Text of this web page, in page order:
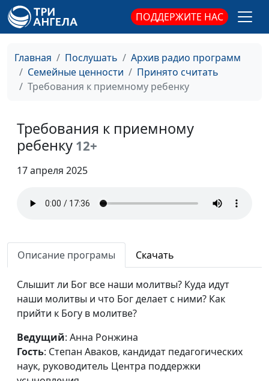
ПОДДЕРЖИТЕ НАС
Главная Послушать
Архив радио программ
Семейные ценности
Принято считать
Требования к приемному ребенку
Требования к приемному
ребенку 12+
17 апреля 2025
Описание програмы Скачать
Слышит ли Бог все наши молитвы? Куда идут
наши молитвы и что Бог делает с ними? Как
прийти к Богу в молитве?
Ведущий: Анна Ронжина
Гость: Степан Аваков, кандидат педагогических
наук, руководитель Центра поддержки
кровными и приемными
детьми
кандидат
педагогических
Центра поддержки
усыновления
Как родителям
родными и приемными
детьми
Анна Ронжина,
кандидат
педагогических
Эмоциональное
Анна Ронжина,
педагогических
наук, руководитель
Центра поддержки
усыновления
Контрпродуктивные
шаблоны поведения
приемного ребенка
кандидат
педагогических
наук, руководитель